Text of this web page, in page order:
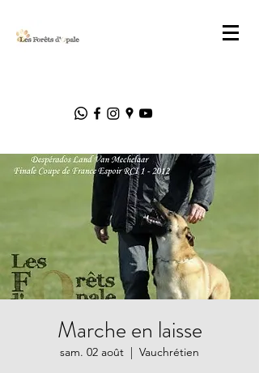
Marche en laisse
sam. 02 août
  |
Vauchrétien